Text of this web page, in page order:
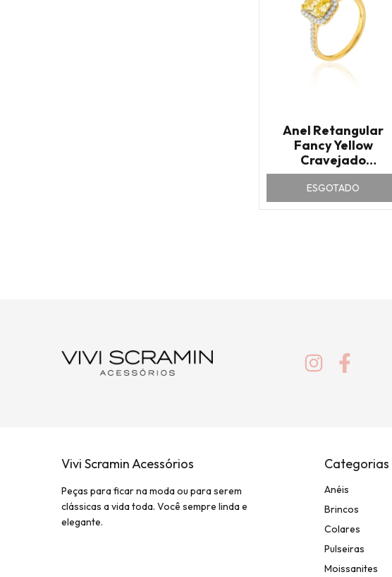
Anel Retangular
Fancy Yellow
Cravejado
Zircônias Brancas
ESGOTADO
Vivi Scramin Acessórios
Peças para ficar na moda ou para serem
clássicas a vida toda. Você sempre linda e
elegante.
Categorias
Anéis
Brincos
Colares
Pulseiras
Moissanites